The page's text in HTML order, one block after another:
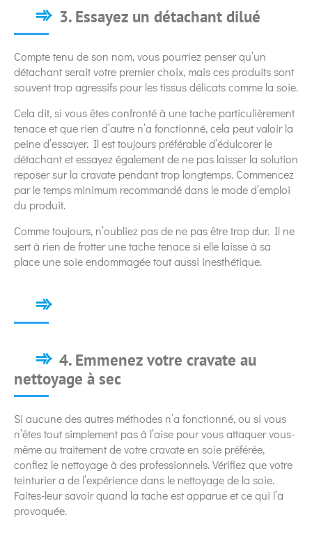
3. Essayez un détachant dilué
Compte tenu de son nom, vous pourriez penser qu’un
détachant serait votre premier choix, mais ces produits sont
souvent trop agressifs pour les tissus délicats comme la soie.
Cela dit, si vous êtes confronté à une tache particulièrement
tenace et que rien d’autre n’a fonctionné, cela peut valoir la
peine d’essayer. Il est toujours préférable d’édulcorer le
détachant et essayez également de ne pas laisser la solution
reposer sur la cravate pendant trop longtemps. Commencez
par le temps minimum recommandé dans le mode d’emploi
du produit.
Comme toujours, n’oubliez pas de ne pas être trop dur. Il ne
sert à rien de frotter une tache tenace si elle laisse à sa
place une soie endommagée tout aussi inesthétique.
4. Emmenez votre cravate au
nettoyage à sec
Si aucune des autres méthodes n’a fonctionné, ou si vous
n’êtes tout simplement pas à l’aise pour vous attaquer vous-
même au traitement de votre cravate en soie préférée,
confiez le nettoyage à des professionnels. Vérifiez que votre
teinturier a de l’expérience dans le nettoyage de la soie.
Faites-leur savoir quand la tache est apparue et ce qui l’a
provoquée.